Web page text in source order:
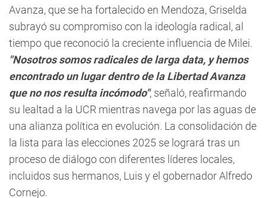
Avanza, que se ha fortalecido en Mendoza, Griselda
subrayó su compromiso con la ideología radical, al
tiempo que reconoció la creciente influencia de Milei.
"Nosotros somos radicales de larga data, y hemos
encontrado un lugar dentro de la Libertad Avanza
que no nos resulta incómodo", señaló, reafirmando
su lealtad a la UCR mientras navega por las aguas de
una alianza política en evolución. La consolidación de
la lista para las elecciones 2025 se logrará tras un
proceso de diálogo con diferentes líderes locales,
incluidos sus hermanos, Luis y el gobernador Alfredo
Cornejo.